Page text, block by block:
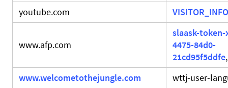
youtube.com
www.afp.com
slaask-token-
4475-84d0-
21cd95f5ddfe
www.welcometothejungle.com
wttj-user-